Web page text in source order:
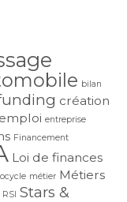
bilan
création
emploi entreprise
Financement
Loi de finances
métier Métiers
RSI Stars &